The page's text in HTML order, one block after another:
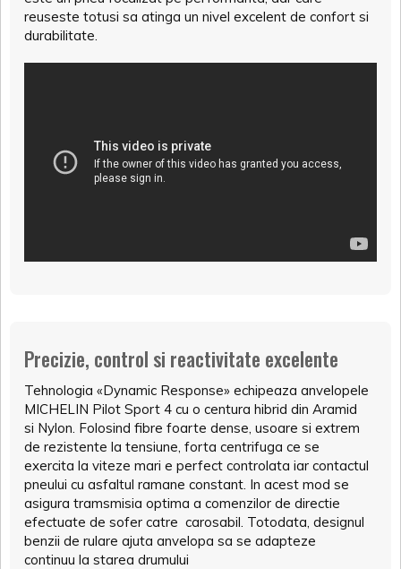
reuseste totusi sa atinga un nivel excelent de confort si
durabilitate.
Precizie, control si reactivitate excelente
Tehnologia «Dynamic Response» echipeaza anvelopele
MICHELIN Pilot Sport 4 cu o centura hibrid din Aramid
si Nylon. Folosind fibre foarte dense, usoare si extrem
de rezistente la tensiune, forta centrifuga ce se
exercita la viteze mari e perfect controlata iar contactul
pneului cu asfaltul ramane constant. In acest mod se
asigura tramsmisia optima a comenzilor de directie
efectuate de sofer catre carosabil. Totodata, designul
benzii de rulare ajuta anvelopa sa se adapteze
continuu la starea drumului